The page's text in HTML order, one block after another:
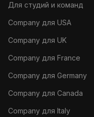
Для студий и команд
Company для USA
Company для UK
Company для France
Company для Germany
Company для Canada
Company для Italy